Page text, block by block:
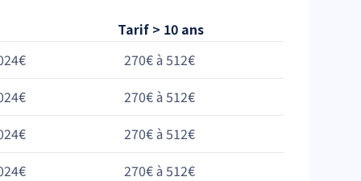
Tarif > 10 ans
270€ à 512€
270€ à 512€
270€ à 512€
270€ à 512€